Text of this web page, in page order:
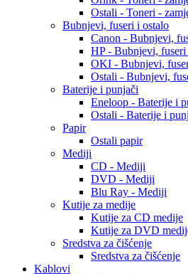
Ostali - Toneri -
Bubnjevi, fuseri i ostalo
Canon - Bubnjevi,
HP - Bubnjevi, fuseri
OKI - Bubnjevi,
Ostali - Bubnjevi,
Baterije i punjači
Eneloop - Baterije i
Ostali - Baterije i
Papir
Ostali papir
Mediji
CD - Mediji
DVD - Mediji
Blu Ray - Mediji
Kutije za medije
Kutije za CD medije
Kutije za DVD
Sredstva za čišćenje
Sredstva za čišćenje
Kablovi